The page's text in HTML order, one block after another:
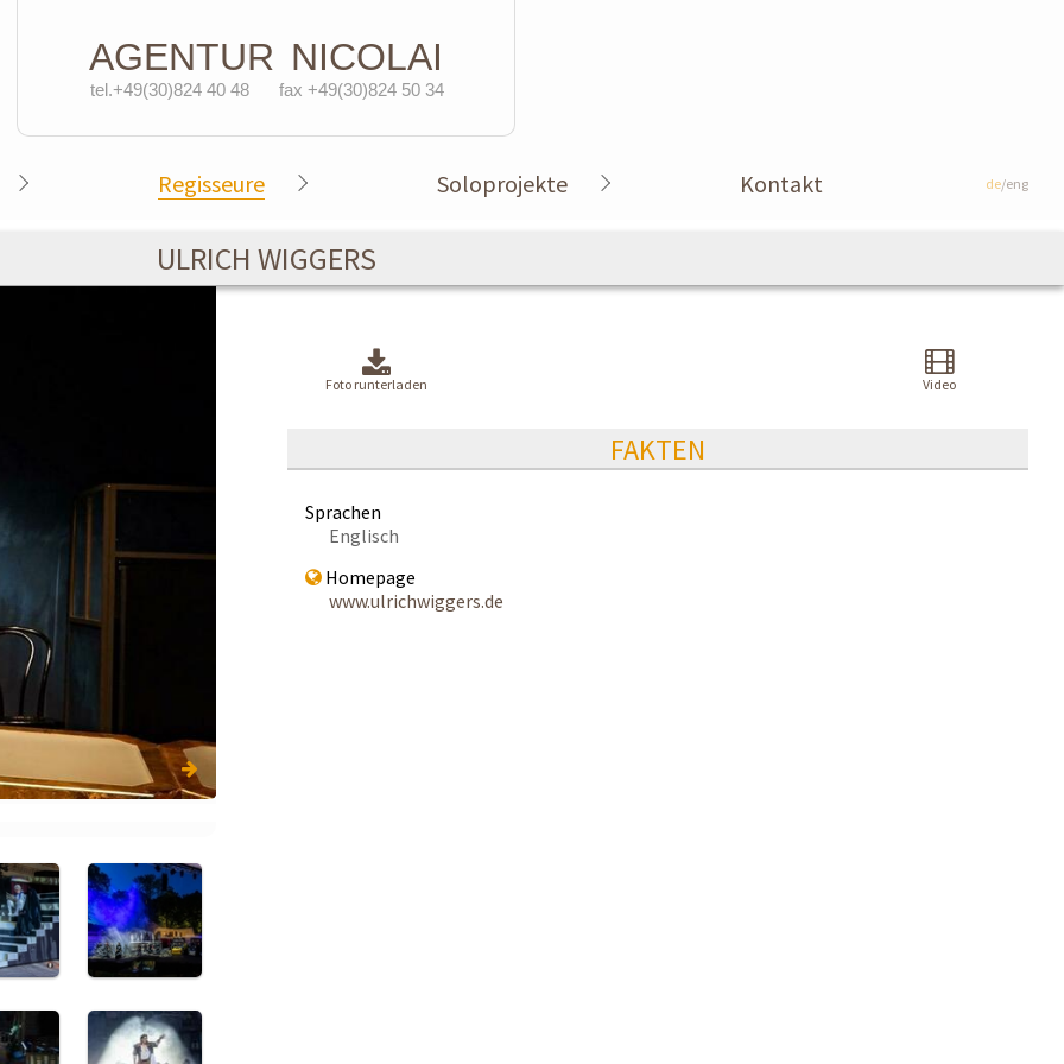
AGENTUR NICOLAI
tel.+49(30)824 40 48 fax +49(30)824 50 34
Regisseure Soloprojekte Kontakt de/eng
ULRICH WIGGERS
Foto runterladen Video
FAKTEN
Sprachen
Englisch
Homepage
www.ulrichwiggers.de